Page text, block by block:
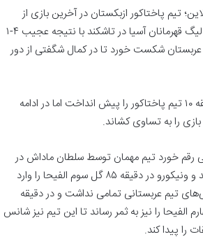
تیم پاختاکور ازبکستان در آخرین بازی از
مرحله گروه A رقابت‌های لیگ قهرمانان آسیا در تاشکند با نتیجه عجیب ۴-۱
عربستان شکست خورد تا در کمال شگفتی از دور
خوژیمات ارکینوف در دقیقه ۱۰ تیم پاختاکور را پیش انداخت اما در ادامه
رقم خورد تیم مهمان توسط سلطان ماداش در
دقیقه ۴۷ به گل دوم رسید و ونیکورو در دقیقه ۸۵ گل سوم الفیحا را وارد
تیم عربستانی تمامی نداشت و در دقیقه
الفیحا را نیز به ثمر رساند تا این تیم نیز شانس
را پیدا کند.